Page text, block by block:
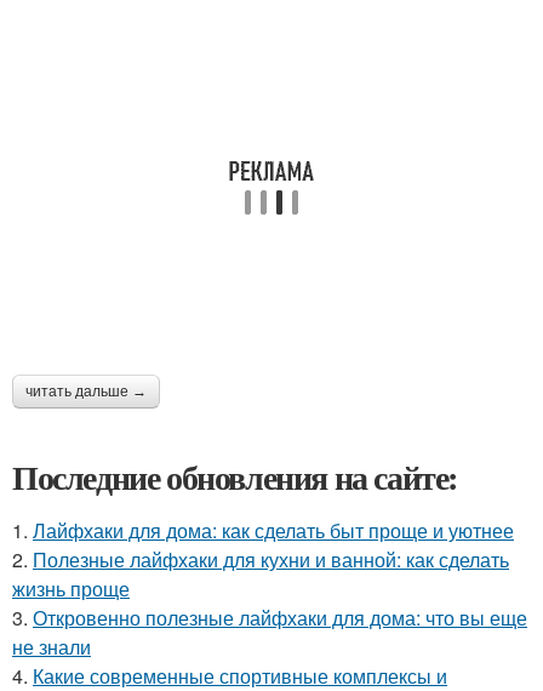
читать дальше →
Последние обновления на сайте:
1. Лайфхаки для дома: как сделать быт проще и уютнее
2. Полезные лайфхаки для кухни и ванной: как сделать
жизнь проще
3. Откровенно полезные лайфхаки для дома: что вы еще
не знали
4. Какие современные спортивные комплексы и